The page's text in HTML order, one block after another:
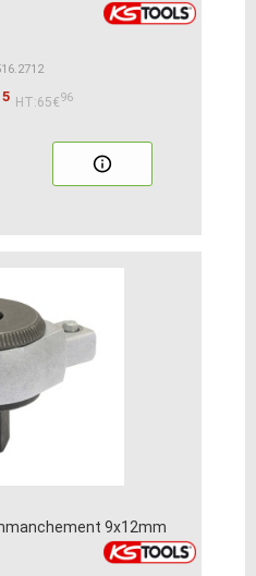
HT:65€96
9x12mm